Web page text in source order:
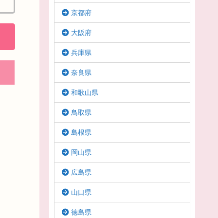
京都府
大阪府
兵庫県
奈良県
和歌山県
鳥取県
島根県
岡山県
広島県
山口県
徳島県